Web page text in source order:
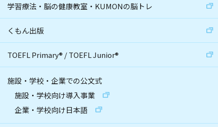
学習療法・脳の健康教室・KUMONの脳トレ
くもん出版
TOEFL Primary® /TOEFL Junior®
施設・学校・企業での公文式
施設・学校向け導入事業
企業・学校向け日本語